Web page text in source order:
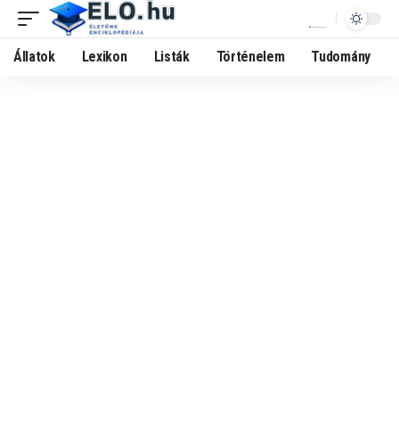
Állatok Lexikon Listák Történelem Tudomány